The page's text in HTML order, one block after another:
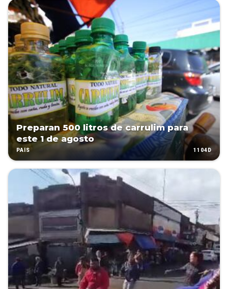
Preparan 500 litros de carrulim para
este 1 de agosto
PAÍS 1104D